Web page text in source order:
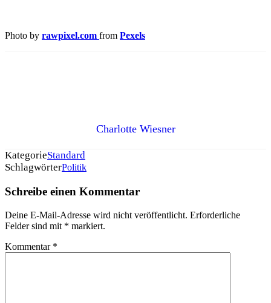
Photo by rawpixel.com from Pexels
Charlotte Wiesner
KategorieStandard
SchlagwörterPolitik
Schreibe einen Kommentar
Deine E-Mail-Adresse wird nicht veröffentlicht. Erforderliche
Felder sind mit * markiert.
Kommentar *